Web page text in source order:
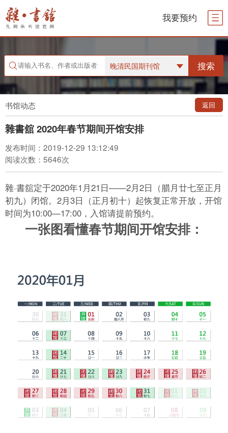
我要预约
晚清民国期刊馆 搜索
书馆动态 返回
雜書舘 2020年春节期间开馆安排
发布时间：2019-12-29 13:12:49
阅读次数：5646次
雜·書舘定于2020年1月21日——2月2日（腊月廿七至正月
初九）闭馆。2月3日（正月初十）起恢复正常开放，开馆
时间为10:00—17:00，入馆请提前预约。
一张图看懂春节期间开馆安排：